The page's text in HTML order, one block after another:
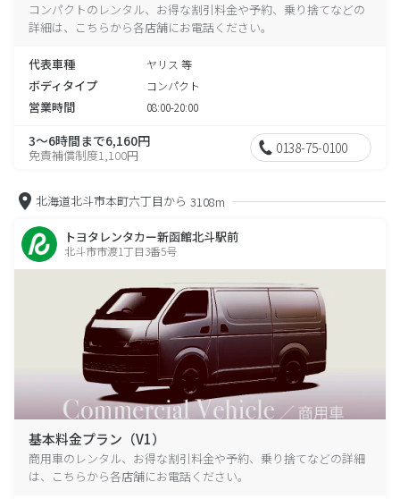
コンパクトのレンタル、お得な割引料金や予約、乗り捨てなどの
詳細は、こちらから各店舗にお電話ください。
代表車種 ヤリス 等
ボディタイプ コンパクト
営業時間 08:00-20:00
3～6時間まで6,160円
免責補償制度1,100円 0138-75-0100
北海道北斗市本町六丁目から 3108m
トヨタレンタカー新函館北斗駅前
北斗市市渡1丁目3番5号
基本料金プラン（V1）
商用車のレンタル、お得な割引料金や予約、乗り捨てなどの詳細
は、こちらから各店舗にお電話ください。